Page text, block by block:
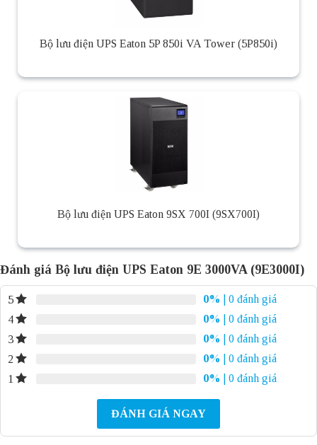
Bộ lưu điện UPS Eaton 5P 850i VA Tower (5P850i)
Bộ lưu điện UPS Eaton 9SX 700I (9SX700I)
Đánh giá Bộ lưu điện UPS Eaton 9E 3000VA (9E3000I)
5 0%
| 0 đánh giá
4
0%
| 0 đánh giá
3
0%
| 0 đánh giá
2
0%
| 0 đánh giá
1
0% | 0 đánh giá
ĐÁNH GIÁ NGAY